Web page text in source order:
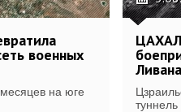
военных
на юге
ЦАХАЛ
Ливана